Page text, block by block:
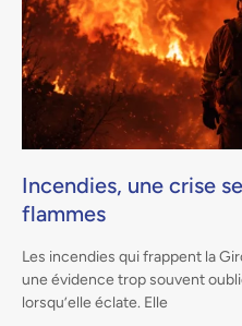
Incendies, une crise
flammes
Les incendies qui frappent la
une évidence trop souvent
lorsqu’elle éclate. Elle